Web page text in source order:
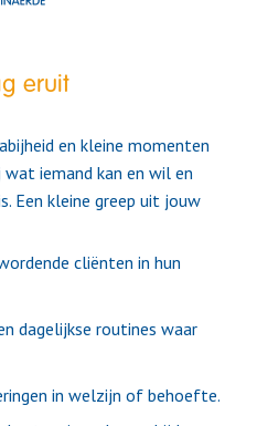
eruit
en kleine momenten
wat iemand kan en wil en
Een kleine greep uit jouw
cliënten in hun
dagelijkse routines waar
in welzijn of behoefte.